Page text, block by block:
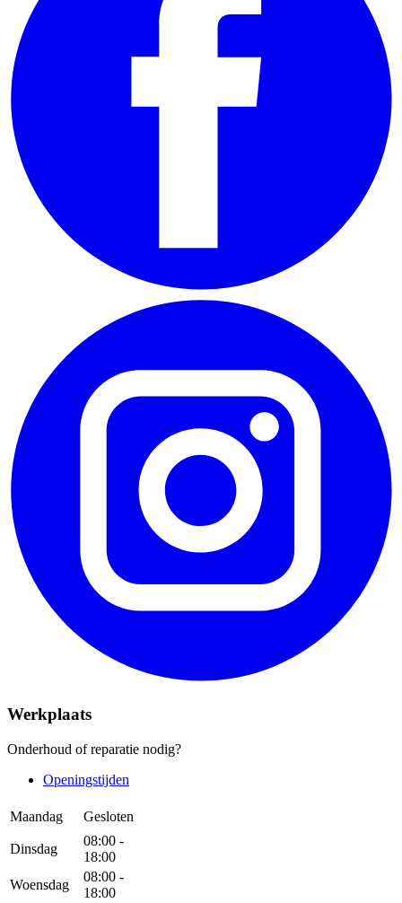
Werkplaats
Onderhoud of reparatie nodig?
Openingstijden
Maandag Gesloten
Dinsdag
08:00 -
18:00
Woensdag
08:00 -
18:00